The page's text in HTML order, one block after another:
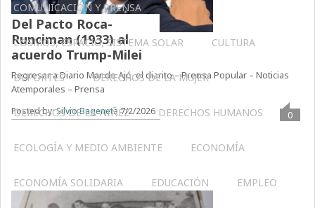
COMUNICACIÓN Y PRENSA
COSMOS, ESPACIO, SISTEMA SOLAR CULTURA
DEPORTES DERECHOS DE LA MUJER
DERECHOS DE LA NIÑEZ DERECHOS HUMANOS
ECOLOGÍA Y MEDIO AMBIENTE ECONOMÍA
ECONOMÍA SOLIDARIA EDUCACIÓN EMPLEO
Del Pacto Roca-
Runciman (1933) al
acuerdo Trump-Milei
Regresar a Diario Mar de Ajó, el diarito – Prensa Popular – Noticias
Atemporales – Prensa
Posted by:Silvio Bageneta 7/2/2026 0